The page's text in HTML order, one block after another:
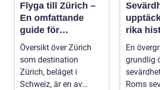
Flyga till Zürich –
En omfattande
guide för
resenärer
Översikt över Zürich
som destination
Zürich, beläget i
Schweiz, är en av
rika
En
grundlig
Roms